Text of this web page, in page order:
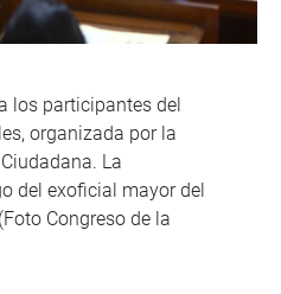
los participantes del
organizada por la
La
del exoficial mayor del
Congreso de la